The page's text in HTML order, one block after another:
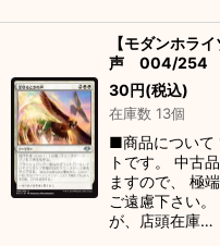
【モダンホラ
声 004/254
30円(税込)
在庫数 13個
■商品について
トです。 中古
ますので、 極
ご遠慮下さい
が、店頭在庫…